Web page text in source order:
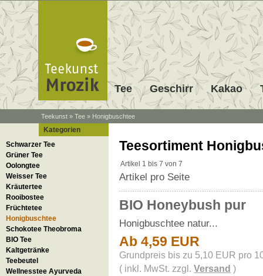
Tee Geschirr Kakao
Teekunst » Tee » Honigbuschtee
Kategorien
Schwarzer Tee
Grüner Tee
Oolongtee
Weisser Tee
Kräutertee
Rooibostee
Früchtetee
Honigbuschtee
Schokotee Theobroma
BIO Tee
Kaltgetränke
Teebeutel
Wellnesstee Ayurveda
Teesortiment
Honeybush, bzw. Honigbusch
erreicht. Honeybush kommt,
dem Rooibos ähnlich. Die
Bienen besucht. Seinen Namen
süssesten ist. Zur Herstellung
Strauch des Honigbusches
sehr bekömmlich, da der
Teesortiment
Artikel 1 bis 7 von 7
Artikel pro Seite
BIO Honeybush pur
Honigbuschtee natur...
Ab 4,59 EUR
Grundpreis bis zu 5,10 EUR pro
( inkl. MwSt. zzgl.Versand )